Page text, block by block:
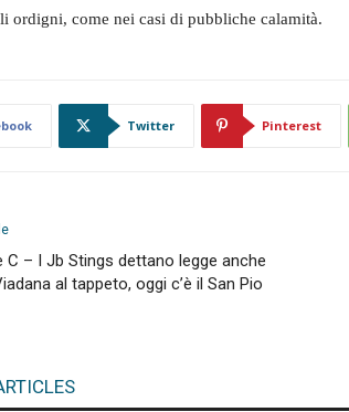
ordigni, come nei casi di pubbliche calamità.
Twitter Pinterest
C – I Jb Stings dettano legge anche
al tappeto, oggi c’è il San Pio